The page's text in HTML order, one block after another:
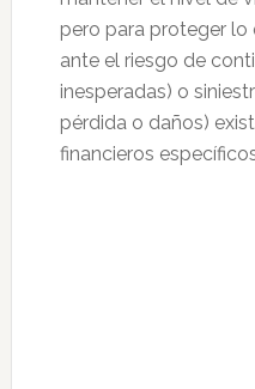
pero para proteger lo
ante el riesgo de
inesperadas) o
pérdida o daños)
financieros